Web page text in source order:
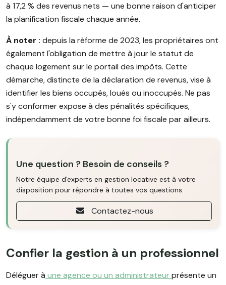
à 17,2 % des revenus nets — une bonne raison d'anticiper
la planification fiscale chaque année.
À noter : depuis la réforme de 2023, les propriétaires ont
également l'obligation de mettre à jour le statut de
chaque logement sur le portail des impôts. Cette
démarche, distincte de la déclaration de revenus, vise à
identifier les biens occupés, loués ou inoccupés. Ne pas
s'y conformer expose à des pénalités spécifiques,
indépendamment de votre bonne foi fiscale par ailleurs.
Une question ? Besoin de conseils ?
Notre équipe d'experts en gestion locative est à votre
disposition pour répondre à toutes vos questions.
Contactez-nous
Confier la gestion à un professionnel
Déléguer à une agence ou un administrateur présente un